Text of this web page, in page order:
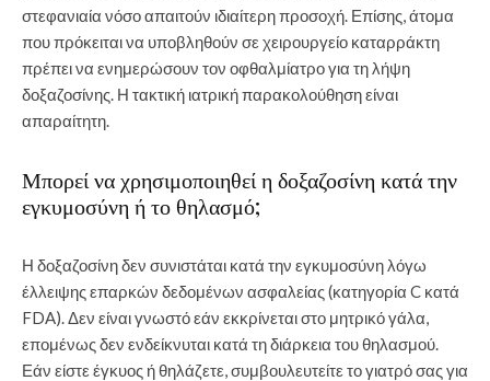
στεφανιαία νόσο απαιτούν ιδιαίτερη προσοχή. Επίσης, άτομα
που πρόκειται να υποβληθούν σε χειρουργείο καταρράκτη
πρέπει να ενημερώσουν τον οφθαλμίατρο για τη λήψη
δοξαζοσίνης. Η τακτική ιατρική παρακολούθηση είναι
απαραίτητη.
Μπορεί να χρησιμοποιηθεί η δοξαζοσίνη κατά την
εγκυμοσύνη ή το θηλασμό;
Η δοξαζοσίνη δεν συνιστάται κατά την εγκυμοσύνη λόγω
έλλειψης επαρκών δεδομένων ασφαλείας (κατηγορία C κατά
FDA). Δεν είναι γνωστό εάν εκκρίνεται στο μητρικό γάλα,
επομένως δεν ενδείκνυται κατά τη διάρκεια του θηλασμού.
Εάν είστε έγκυος ή θηλάζετε, συμβουλευτείτε το γιατρό σας για